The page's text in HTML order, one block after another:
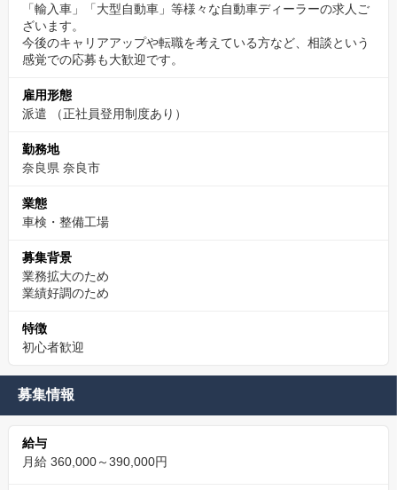
「輸入車」「大型自動車」等様々な自動車ディーラーの求人ご
ざいます。
今後のキャリアアップや転職を考えている方など、相談という
感覚での応募も大歓迎です。
雇用形態
派遣 （正社員登用制度あり）
勤務地
奈良県 奈良市
業態
車検・整備工場
募集背景
業務拡大のため
業績好調のため
特徴
初心者歓迎
募集情報
給与
月給 360,000～390,000円